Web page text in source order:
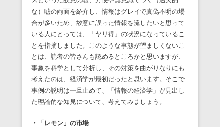
な）嘘の両面を紹介し、情報はグレイで真偽不明の場
合が多いため、故意に誤った情報を流したいと思って
いる人にとっては、「ヤリ得」の状況になっているこ
とを指摘しました。このような事態が望ましくないこ
とは、読者の皆さんも認めるところかと思いますが、
事象を科学として分析し、その対策を曲がりなりにも
考えたのは、経済学が最初だったと思います。そこで
事例の説明は一旦止めて、「情報の経済学」が見出し
た理論的な知見について、考えてみましょう。
・「レモン」の市場